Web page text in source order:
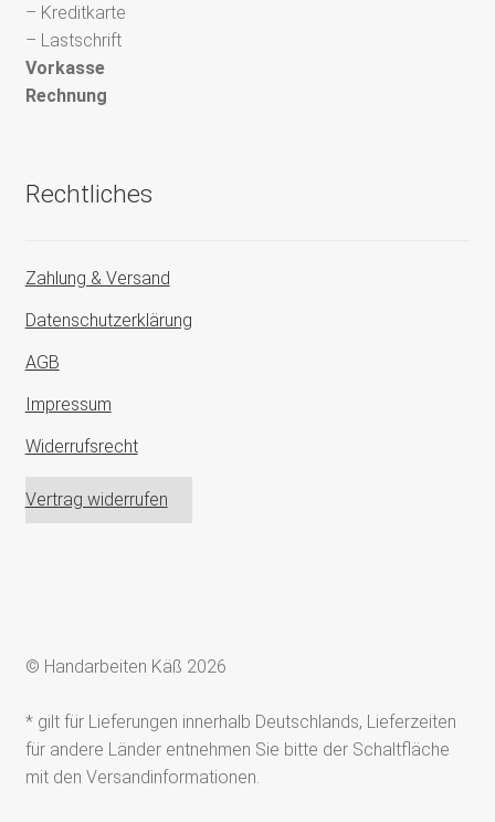
– Kreditkarte
– Lastschrift
Vorkasse
Rechnung
Rechtliches
Zahlung & Versand
Datenschutzerklärung
AGB
Impressum
Widerrufsrecht
Vertrag widerrufen
© Handarbeiten Käß 2026
* gilt für Lieferungen innerhalb Deutschlands, Lieferzeiten
für andere Länder entnehmen Sie bitte der Schaltfläche
mit den Versandinformationen.